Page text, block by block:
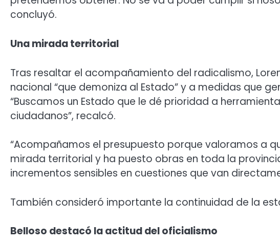
concluyó.
Una mirada territorial
Tras resaltar el acompañamiento del radicalismo,
nacional “que demoniza al Estado” y a medidas que
“Buscamos un Estado que le dé prioridad a
ciudadanos”, recalcó.
“Acompañamos el presupuesto porque valoramos a
mirada territorial y ha puesto obras en toda la
incrementos sensibles en cuestiones que van
También consideró importante la continuidad de la
Belloso destacó la actitud del oficialismo